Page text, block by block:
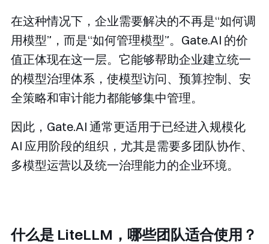
在这种情况下，企业需要解决的不再是“如何调
用模型”，而是“如何管理模型”。Gate.AI 的价
值正体现在这一层。它能够帮助企业建立统一
的模型治理体系，使模型访问、预算控制、安
全策略和审计能力都能够集中管理。
因此，Gate.AI 通常更适用于已经进入规模化
AI 应用阶段的组织，尤其是需要多团队协作、
多模型运营以及统一治理能力的企业环境。
什么是 LiteLLM，哪些团队适合使用？